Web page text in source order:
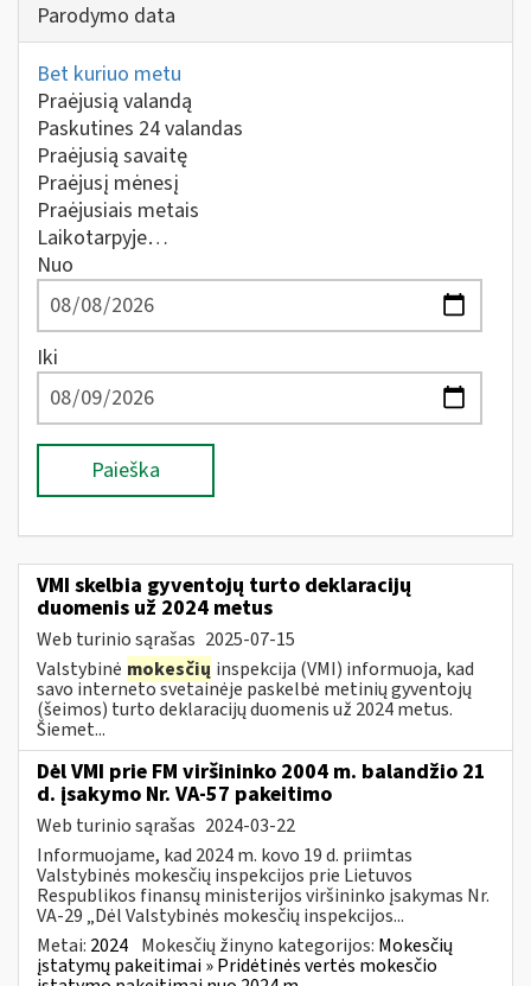
Parodymo data
Bet kuriuo metu
Praėjusią valandą
Paskutines 24 valandas
Praėjusią savaitę
Praėjusį mėnesį
Praėjusiais metais
Laikotarpyje…
Nuo
Iki
Paieška
VMI skelbia gyventojų turto deklaracijų
duomenis už 2024 metus
Web turinio sąrašas 2025-07-15
Valstybinė mokesčių inspekcija (VMI) informuoja, kad
savo interneto svetainėje paskelbė metinių gyventojų
(šeimos) turto deklaracijų duomenis už 2024 metus.
Šiemet...
Dėl VMI prie FM viršininko 2004 m. balandžio 21
d. įsakymo Nr. VA-57 pakeitimo
Web turinio sąrašas 2024-03-22
Informuojame, kad 2024 m. kovo 19 d. priimtas
Valstybinės mokesčių inspekcijos prie Lietuvos
Respublikos finansų ministerijos viršininko įsakymas Nr.
VA-29 „Dėl Valstybinės mokesčių inspekcijos...
Metai: 2024 Mokesčių žinyno kategorijos: Mokesčių
įstatymų pakeitimai » Pridėtinės vertės mokesčio